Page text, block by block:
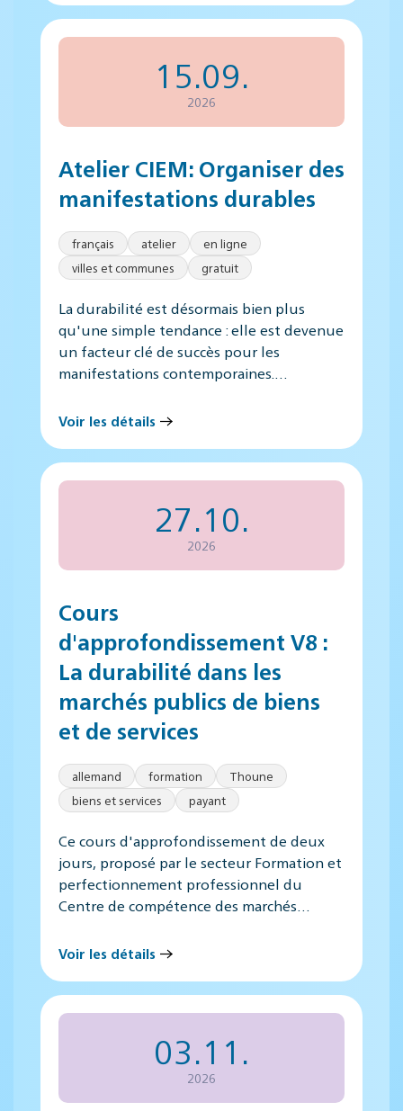
15.09.
2026
Atelier CIEM: Organiser des
manifestations durables
français atelier
en ligne
villes et communes
gratuit
La durabilité est désormais bien plus
qu'une simple tendance : elle est devenue
un facteur clé de succès pour les
manifestations contemporaines.…
Voir les détails
27.10.
2026
Cours
d'approfondissement V8 :
La durabilité dans les
marchés publics de biens
et de services
allemand formation
Thoune
biens et services
payant
Ce cours d'approfondissement de deux
jours, proposé par le secteur Formation et
perfectionnement professionnel du
Centre de compétence des marchés…
Voir les détails
03.11.
2026